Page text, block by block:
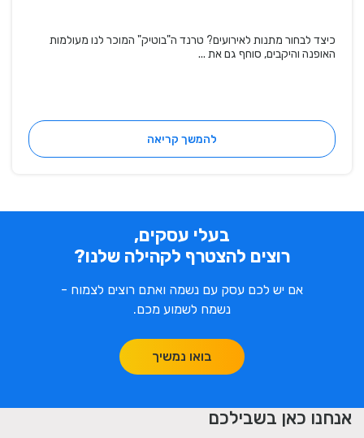
כיצד לבחור מתנות לאירועים? טרנד ה"בוטיק" המוכר לנו מעולמות
האופנה והיקבים, סוחף גם את ...
להמשך קריאה
בעלי עסקים,
רוצים להצטרף לקהילה שלנו?
אם יש לכם עסק עם נשמה ואתם רוצים לצמוח -
נשמח לשמוע מכם.
בואו נמשיך
אנחנו כאן בשבילכם